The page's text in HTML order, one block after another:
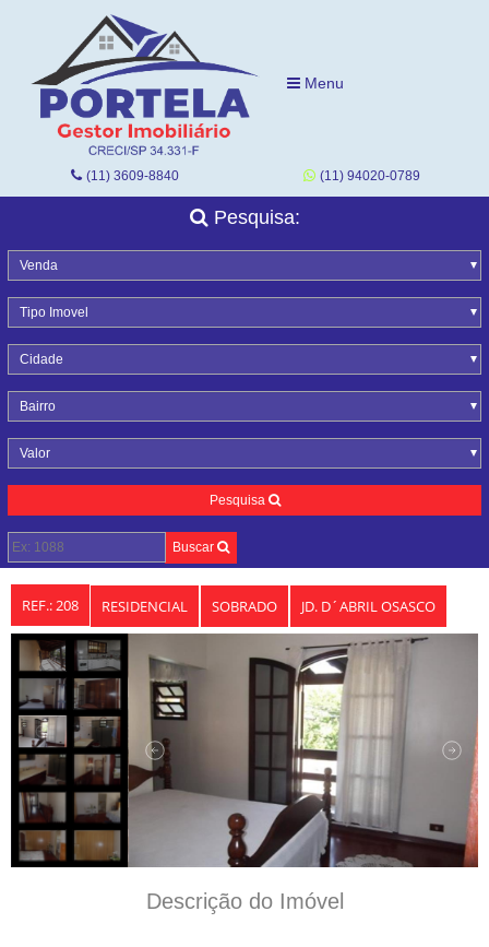
Menu
(11) 3609-8840 (11) 94020-0789
Pesquisa:
Venda
Tipo Imovel
Cidade
Bairro
Valor
Pesquisa
Buscar
REF.: 208 RESIDENCIAL SOBRADO JD. D´ABRIL OSASCO
Descrição do Imóvel